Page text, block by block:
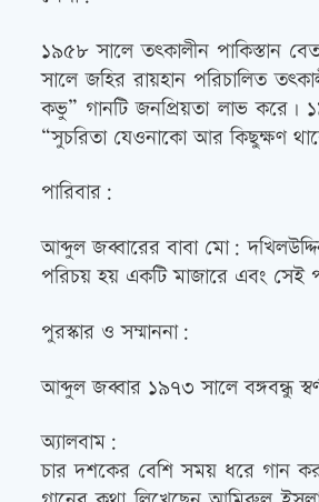
১৯৫৮ সালে তৎকালীন পাকিস্তান
সালে জহির রায়হান পরিচালিত
কভু” গানটি জনপ্রিয়তা লাভ করে।
“সুচরিতা যেওনাকো আর কিছুক্ষণ
পারিবার:
আব্দুল জব্বারের বাবা মো:
পরিচয় হয় একটি মাজারে এবং সেই
পুরস্কার ও সম্মাননা:
আব্দুল জব্বার ১৯৭৩ সালে বঙ্গবন্ধু
অ্যালবাম:
চার দশকের বেশি সময় ধরে গান